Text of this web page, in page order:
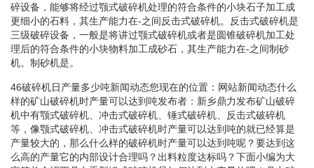
碎设备，能够将经过颚式破碎机处理的符合条件的小块石子加工成
更细小的石料，其生产能力在-之间反击式破碎机。反击式破碎机是
三级破碎设备，一般是将讲过颚式破碎机或者是圆锥破碎机加工处
理后的符合条件的小块物料加工成砂石，其生产能力在-之间制砂
机。制砂机是。
46破碎机日产量多少吨新闻动态您现在的位置：网站新闻动态什么
样的矿山破碎机时产量可以达到吨发布者：新乡鼎力发布矿山破碎
机中有颚式破碎机、冲击式破碎机、锤式破碎机、反击式破碎机
等，像颚式破碎机、冲击式破碎机时产量可以达到吨的就已经算是
产量较大的，那么什么样的破碎机时产量可以达到吨呢？要达到这
么高的产量它的内部设计合理吗？出料粒度达标吗？下面小编为大